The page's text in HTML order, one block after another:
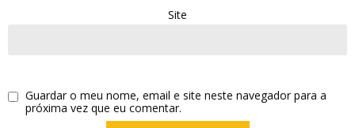
Site
Guardar o meu nome, email e site neste navegador para a
próxima vez que eu comentar.